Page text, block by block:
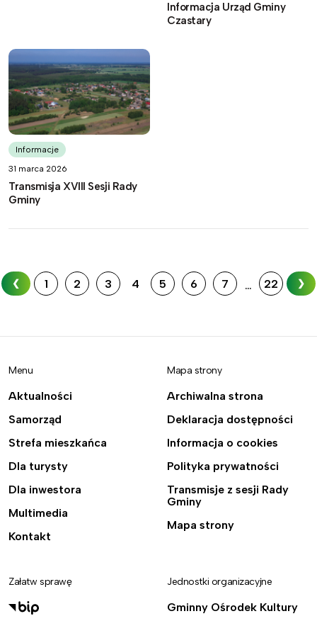
Informacja Urząd Gminy
Czastary
Informacje
31 marca 2026
Transmisja XVIII Sesji Rady
Gminy
❮ 1 2 3 4 5 6 7 ... 22 ❯
Menu
Aktualności
Samorząd
Strefa mieszkańca
Dla turysty
Dla inwestora
Multimedia
Kontakt
Mapa strony
Archiwalna strona
Deklaracja dostępności
Informacja o cookies
Polityka prywatności
Transmisje z sesji Rady
Gminy
Mapa strony
Załatw sprawę Jednostki organizacyjne
Gminny Ośrodek Kultury